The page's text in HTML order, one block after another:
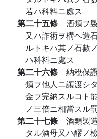
若ハ科料ニ處ス
第二十五條 酒類ヲ
又ハ詐術ヲ構ヘ造
ルトキハ其ノ石數
ハ科料ニ處ス
第二十六條 納稅保
類ヲ他人ニ讓渡シ
金ヲ完納スルコト
ノ三倍ニ相當スル
第二十七條 酒類製
タル酒母又ハ醪ノ